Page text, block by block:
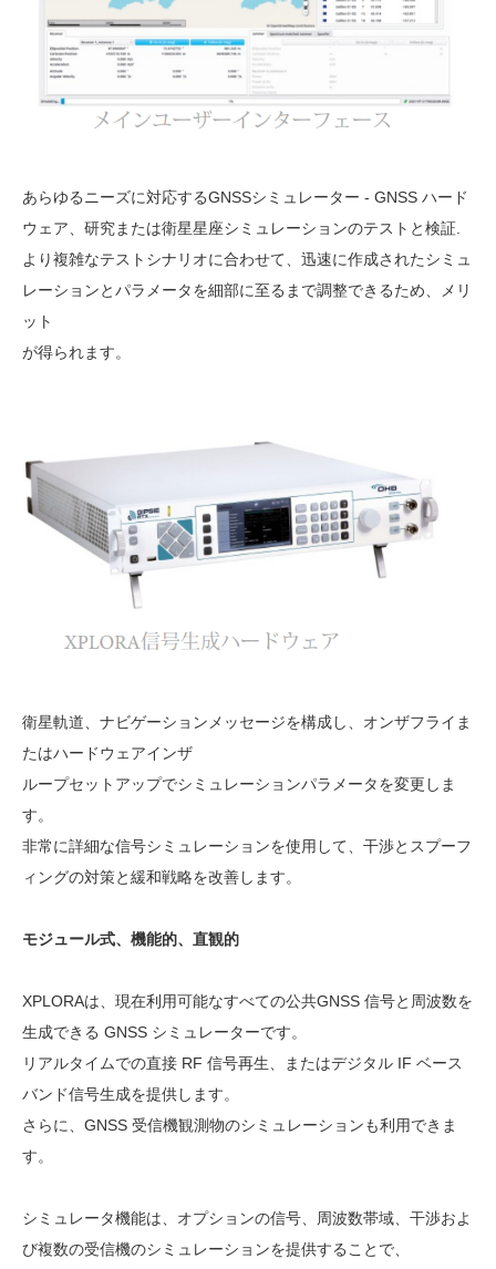
あらゆるニーズに対応するGNSSシミュレーター - GNSS ハード
ウェア、研究または衛星星座シミュレーションのテストと検証.
より複雑なテストシナリオに合わせて、迅速に作成されたシミュ
レーションとパラメータを細部に至るまで調整できるため、メリ
ット
が得られます。
衛星軌道、ナビゲーションメッセージを構成し、オンザフライま
たはハードウェアインザ
ループセットアップでシミュレーションパラメータを変更しま
す。
非常に詳細な信号シミュレーションを使用して、干渉とスプーフ
ィングの対策と緩和戦略を改善します。
モジュール式、機能的、直観的
XPLORAは、現在利用可能なすべての公共GNSS 信号と周波数を
生成できる GNSS シミュレーターです。
リアルタイムでの直接 RF 信号再生、またはデジタル IF ベース
バンド信号生成を提供します。
さらに、GNSS 受信機観測物のシミュレーションも利用できま
す。
シミュレータ機能は、オプションの信号、周波数帯域、干渉およ
び複数の受信機のシミュレーションを提供することで、